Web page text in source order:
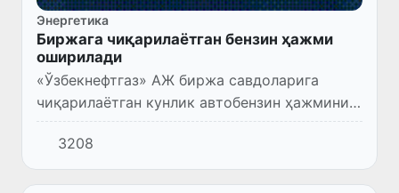
Энергетика
Биржага чиқарилаётган бензин ҳажми
оширилади
«Ўзбекнефтгаз» АЖ биржа савдоларига
чиқарилаётган кунлик автобензин ҳажмини
талабдан келиб чиқиб етарли даражада
оширади.
3208